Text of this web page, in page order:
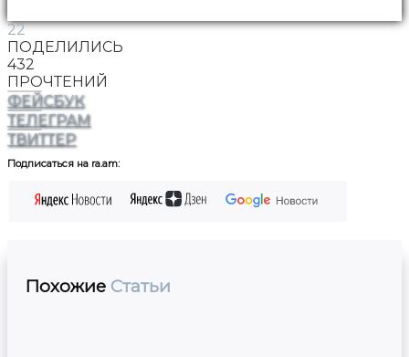
22
ПОДЕЛИЛИСЬ
432
ПРОЧТЕНИЙ
ФЕЙСБУК
ТЕЛЕГРАМ
ТВИТТЕР
Подписаться на ra.am:
Похожие Статьи